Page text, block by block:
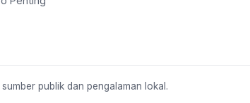
publik dan pengalaman lokal.